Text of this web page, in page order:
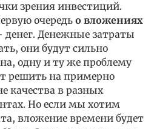
зрения инвестиций.
очередь о вложениях
денег. Денежные затраты
они будут сильно
одну и ту же проблему
решить на примерно
качества в разных
Но если мы хотим
вложение времени будет